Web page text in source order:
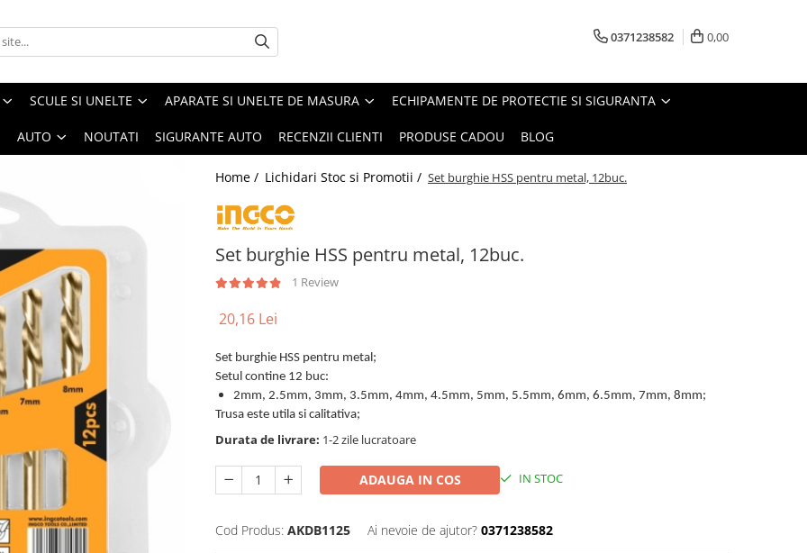
0371238582 0,00
SCULE SI UNELTE APARATE SI UNELTE DE MASURA ECHIPAMENTE DE PROTECTIE SI SIGURANTA
AUTO NOUTATI SIGURANTE AUTO RECENZII CLIENTI PRODUSE CADOU BLOG
Home / Lichidari Stoc si Promotii / Set burghie HSS pentru metal, 12buc.
Set burghie HSS pentru metal, 12buc.
1 Review
20,16 Lei
Set burghie HSS pentru metal;
Setul contine 12 buc:
2mm, 2.5mm, 3mm, 3.5mm, 4mm, 4.5mm, 5mm, 5.5mm, 6mm, 6.5mm, 7mm, 8mm;
Trusa este utila si calitativa;
Durata de livrare: 1-2 zile lucratoare
ADAUGA IN COS IN STOC
Cod Produs: AKDB1125 Ai nevoie de ajutor? 0371238582